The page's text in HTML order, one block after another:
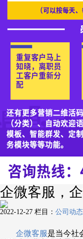
企微客服，
2022-12-27 栏目： 公司动态
企微客服是当今社